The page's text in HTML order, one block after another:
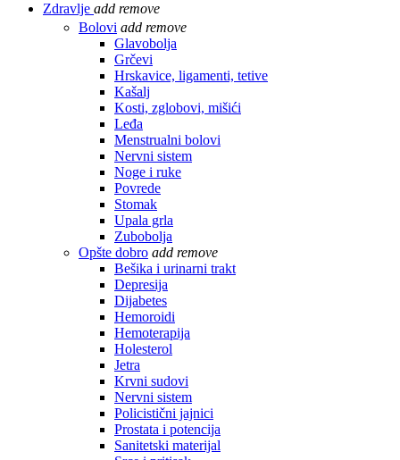
Zdravlje add remove
Bolovi add remove
Glavobolja
Grčevi
Hrskavice, ligamenti, tetive
Kašalj
Kosti, zglobovi, mišići
Leđa
Menstrualni bolovi
Nervni sistem
Noge i ruke
Povrede
Stomak
Upala grla
Zubobolja
Opšte dobro add remove
Bešika i urinarni trakt
Depresija
Dijabetes
Hemoroidi
Hemoterapija
Holesterol
Jetra
Krvni sudovi
Nervni sistem
Policistični jajnici
Prostata i potencija
Sanitetski materijal